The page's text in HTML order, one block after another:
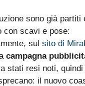
sono già partiti
con scavi e pose:
sul sito di
campagna
stati resi noti,
il nuovo